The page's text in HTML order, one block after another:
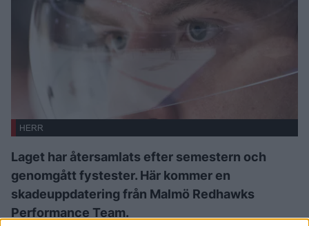
HERR
Laget har återsamlats efter semestern och
genomgått fystester. Här kommer en
skadeuppdatering från Malmö Redhawks
Performance Team.